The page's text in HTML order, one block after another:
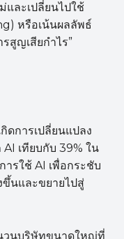
และเปลี่ยนไปใช้
หรือเน้นผลลัพธ์
สูญเสียกำไร”
ดการเปลี่ยนแปลง
เทียบกับ 39% ใน
รใช้ AI เพื่อกระชับ
นและขยายไปสู่
วนบริษัทขนาดใหญ่ที่